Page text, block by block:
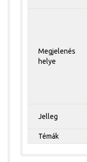
Megjelenés
helye
Jelleg
Témák